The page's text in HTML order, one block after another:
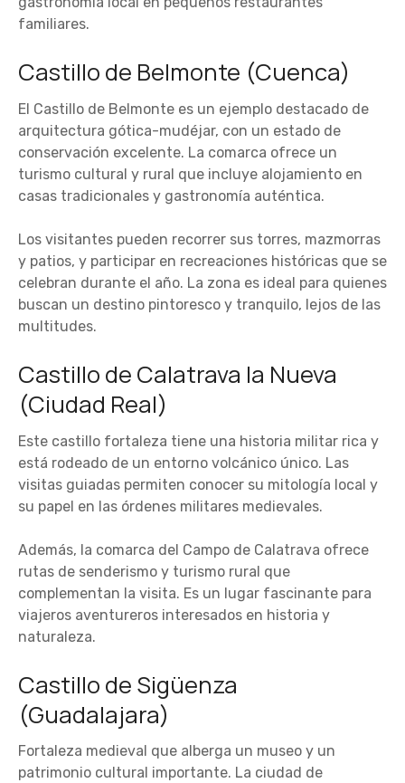
familiares.
Castillo de Belmonte (Cuenca)
El Castillo de Belmonte es un ejemplo destacado de
arquitectura gótica-mudéjar, con un estado de
conservación excelente. La comarca ofrece un
turismo cultural y rural que incluye alojamiento en
casas tradicionales y gastronomía auténtica.
Los visitantes pueden recorrer sus torres, mazmorras
y patios, y participar en recreaciones históricas que se
celebran durante el año. La zona es ideal para quienes
buscan un destino pintoresco y tranquilo, lejos de las
multitudes.
Castillo de Calatrava la Nueva
(Ciudad Real)
Este castillo fortaleza tiene una historia militar rica y
está rodeado de un entorno volcánico único. Las
visitas guiadas permiten conocer su mitología local y
su papel en las órdenes militares medievales.
Además, la comarca del Campo de Calatrava ofrece
rutas de senderismo y turismo rural que
complementan la visita. Es un lugar fascinante para
viajeros aventureros interesados en historia y
naturaleza.
Castillo de Sigüenza
(Guadalajara)
Fortaleza medieval que alberga un museo y un
patrimonio cultural importante. La ciudad de